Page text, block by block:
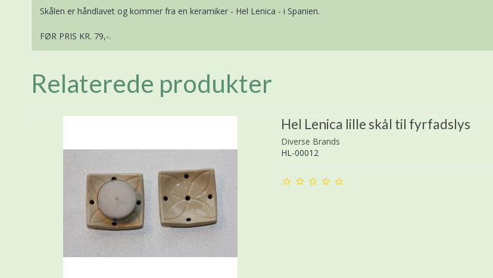
Skålen er håndlavet og kommer fra en keramiker - Hel Lenica - i Spanien.
FØR PRIS KR. 79,-.
Relaterede produkter
Hel Lenica lille skål til fyrfadslys
Diverse Brands
HL-00012